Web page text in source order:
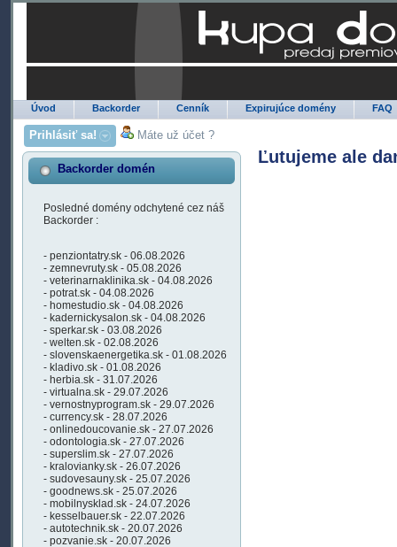
Úvod Backorder Cenník Expirujúce domény FAQ
Prihlásiť sa! Máte už účet ?
Backorder domén
Posledné domény odchytené cez náš
Backorder :
- penziontatry.sk - 06.08.2026
- zemnevruty.sk - 05.08.2026
- veterinarnaklinika.sk - 04.08.2026
- potrat.sk - 04.08.2026
- homestudio.sk - 04.08.2026
- kadernickysalon.sk - 04.08.2026
- sperkar.sk - 03.08.2026
- welten.sk - 02.08.2026
- slovenskaenergetika.sk - 01.08.2026
- kladivo.sk - 01.08.2026
- herbia.sk - 31.07.2026
- virtualna.sk - 29.07.2026
- vernostnyprogram.sk - 29.07.2026
- currency.sk - 28.07.2026
- onlinedoucovanie.sk - 27.07.2026
- odontologia.sk - 27.07.2026
- superslim.sk - 27.07.2026
- kralovianky.sk - 26.07.2026
- sudovesauny.sk - 25.07.2026
- goodnews.sk - 25.07.2026
- mobilnysklad.sk - 24.07.2026
- kesselbauer.sk - 22.07.2026
- autotechnik.sk - 20.07.2026
- pozvanie.sk - 20.07.2026
Ľutujeme ale